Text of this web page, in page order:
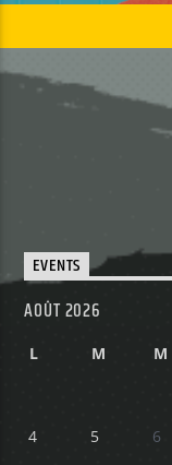
EVENTS
AOÛT 2026
L M M
4
5 6